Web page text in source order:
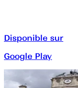
Disponible sur
Google Play